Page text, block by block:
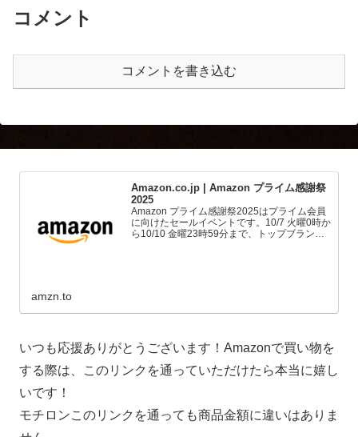
コメント
コメントを書き込む
Amazon.co.jp | Amazon プライム感謝祭
2025
Amazon プライム感謝祭2025はプライム会員
に向けたセールイベントです。10/7 火曜0時か
ら10/10 金曜23時59分まで、トップブランド
amzn.to
いつも応援ありがとうございます！Amazonで買い物を
する際は、このリンクを通っていただけたら本当に嬉し
いです！
モチロンこのリンクを通っても商品金額に違いはありま